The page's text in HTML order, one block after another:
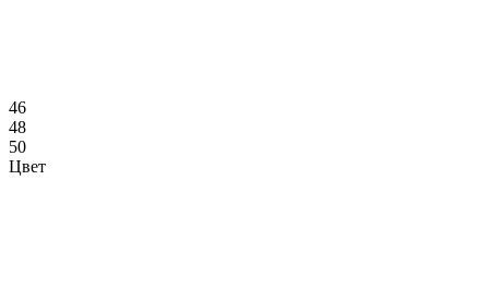
46
48
50
Цвет